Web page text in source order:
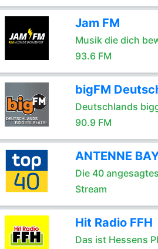
Jam FM
Musik die dich
93.6 FM
bigFM
Deutschlands
90.9 FM
ANTENNE
Die 40
Stream
Hit Radio FFH
Das ist Hessens